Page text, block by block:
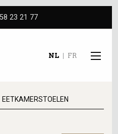
23 21 77
NL FR
EETKAMERSTOELEN